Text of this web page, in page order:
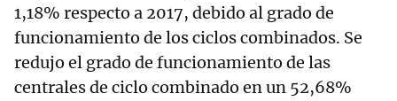
1,18% respecto a 2017, debido al grado de
funcionamiento de los ciclos combinados. Se
redujo el grado de funcionamiento de las
centrales de ciclo combinado en un 52,68%